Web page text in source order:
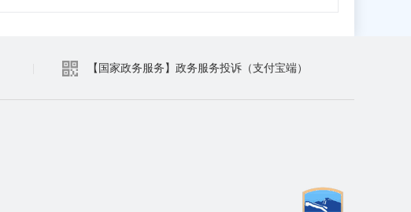
【国家政务服务】政务服务投诉（支付宝端）